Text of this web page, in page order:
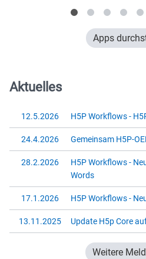
Apps
Aktuelles
12.5.2026 H5P Workflows -
24.4.2026 Gemeinsam H5P-
28.2.2026
H5P Workflows -
Words
17.1.2026 H5P Workflows -
13.11.2025 Update H5p Core
Weitere